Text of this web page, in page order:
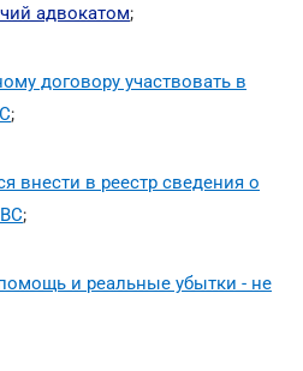
адвокатом;
договору участвовать в
;
внести в реестр сведения о
;
и реальные убытки - не